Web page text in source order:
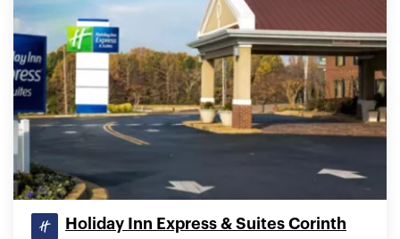
Holiday Inn Express & Suites Corinth